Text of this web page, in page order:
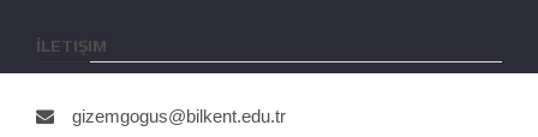
İLETIŞIM
gizemgogus@bilkent.edu.tr